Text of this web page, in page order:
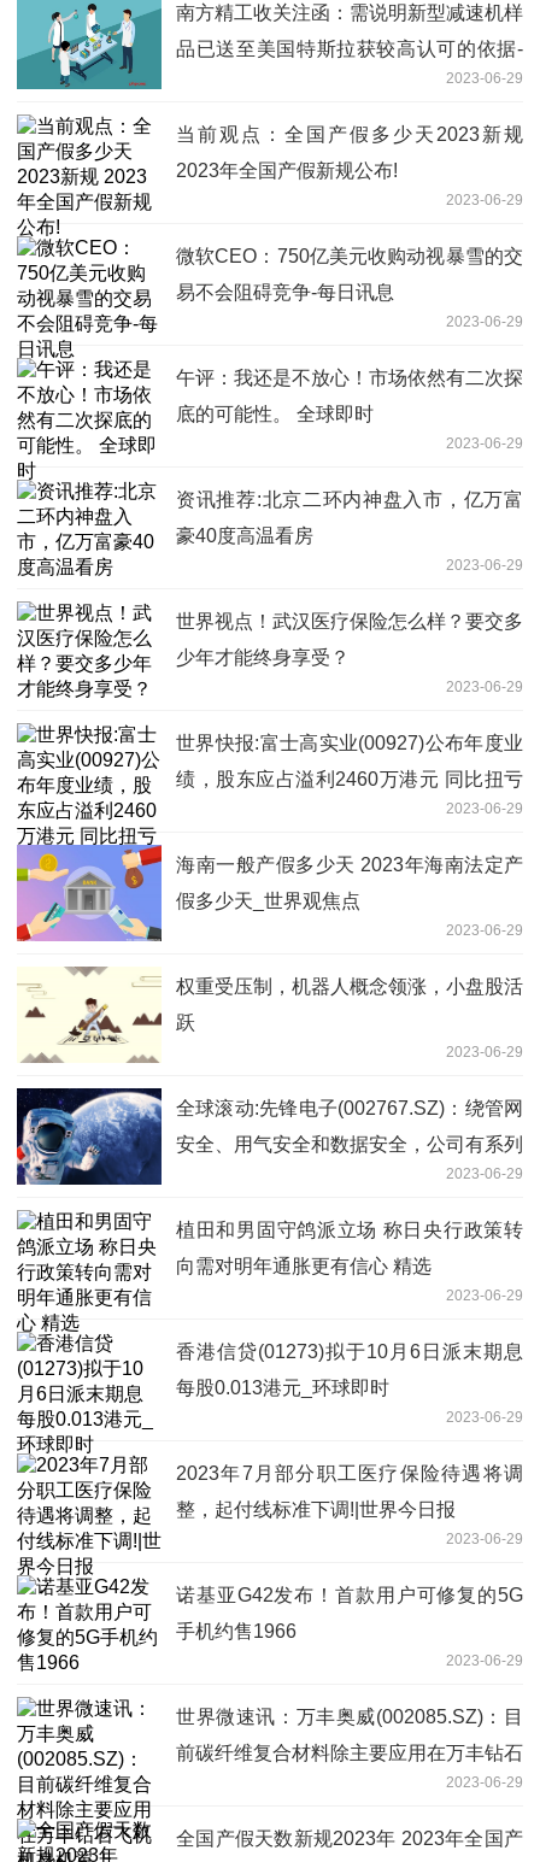
南方精工收关注函：需说明新型减速机样
品已送至美国特斯拉获较高认可的依据-
2023-06-29
当前观点：全国产假多少天2023新规
2023年全国产假新规公布!
2023-06-29
微软CEO：750亿美元收购动视暴雪的交
易不会阻碍竞争-每日讯息
2023-06-29
午评：我还是不放心！市场依然有二次探
底的可能性。 全球即时
2023-06-29
资讯推荐:北京二环内神盘入市，亿万富
豪40度高温看房
2023-06-29
世界视点！武汉医疗保险怎么样？要交多
少年才能终身享受？
2023-06-29
世界快报:富士高实业(00927)公布年度业
绩，股东应占溢利2460万港元 同比扭亏
2023-06-29
海南一般产假多少天 2023年海南法定产
假多少天_世界观焦点
2023-06-29
权重受压制，机器人概念领涨，小盘股活
跃
2023-06-29
全球滚动:先锋电子(002767.SZ)：绕管网
安全、用气安全和数据安全，公司有系列
2023-06-29
植田和男固守鸽派立场 称日央行政策转
向需对明年通胀更有信心 精选
2023-06-29
香港信贷(01273)拟于10月6日派末期息
每股0.013港元_环球即时
2023-06-29
2023年7月部分职工医疗保险待遇将调
整，起付线标准下调!|世界今日报
2023-06-29
诺基亚G42发布！首款用户可修复的5G
手机约售1966
2023-06-29
世界微速讯：万丰奥威(002085.SZ)：目
前碳纤维复合材料除主要应用在万丰钻石
2023-06-29
全国产假天数新规2023年 2023年全国产